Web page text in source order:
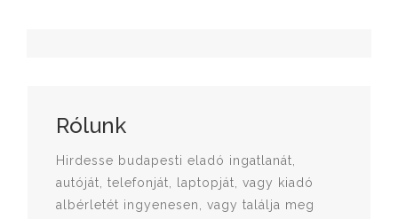
Rólunk
Hirdesse budapesti eladó ingatlanát,
autóját, telefonját, laptopját, vagy kiadó
albérletét ingyenesen, vagy találja meg